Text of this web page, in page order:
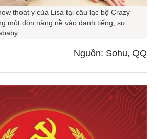
thoát y của Lisa tại câu lạc bộ Crazy
một đòn nặng nề vào danh tiếng, sự
Nguồn: Sohu, QQ